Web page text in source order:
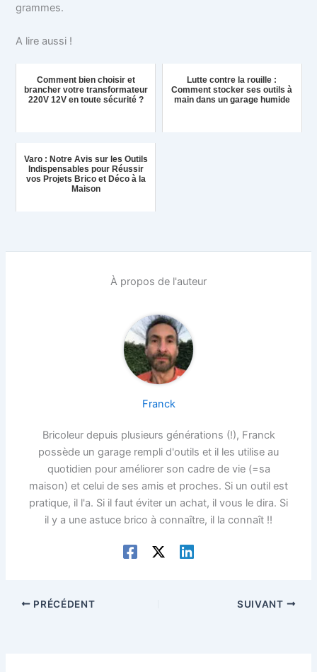
grammes.
A lire aussi !
Comment bien choisir et
brancher votre transformateur
220V 12V en toute sécurité ?
Lutte contre la rouille :
Comment stocker ses outils à
main dans un garage humide
Varo : Notre Avis sur les Outils
Indispensables pour Réussir
vos Projets Brico et Déco à la
Maison
À propos de l'auteur
Franck
Bricoleur depuis plusieurs générations (!), Franck
possède un garage rempli d'outils et il les utilise au
quotidien pour améliorer son cadre de vie (=sa
maison) et celui de ses amis et proches. Si un outil est
pratique, il l'a. Si il faut éviter un achat, il vous le dira. Si
il y a une astuce brico à connaître, il la connaît !!
PRÉCÉDENT SUIVANT